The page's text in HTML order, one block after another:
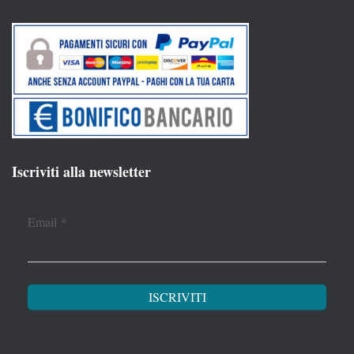
Iscriviti alla newsletter
Email *